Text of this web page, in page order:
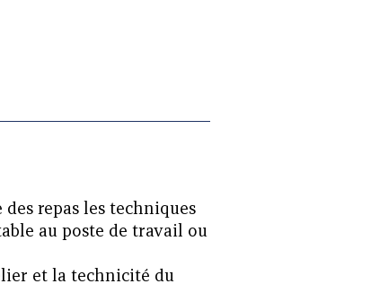
repas les techniques
au poste de travail ou
et la technicité du